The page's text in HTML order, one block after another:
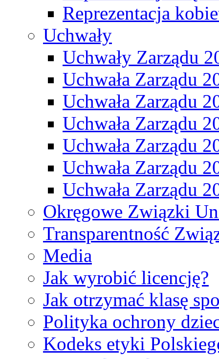
Reprezentacja
Uchwały
Uchwały Zarządu
Uchwała Zarządu
Uchwała Zarządu
Uchwała Zarządu
Uchwała Zarządu
Uchwała Zarządu
Uchwała Zarządu
Okręgowe Związki
Transparentność
Media
Jak wyrobić licencję?
Jak otrzymać klasę
Polityka ochrony
Kodeks etyki